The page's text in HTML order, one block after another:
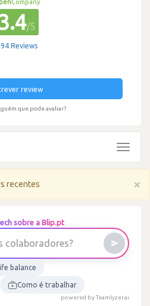
Company
/5
Reviews
review
que pode avaliar?
Toggle
×
recentes
sobre a Blip.pt
colaborad ores?
balance
Como é trabalhar
powered by Teamlyzer.ai